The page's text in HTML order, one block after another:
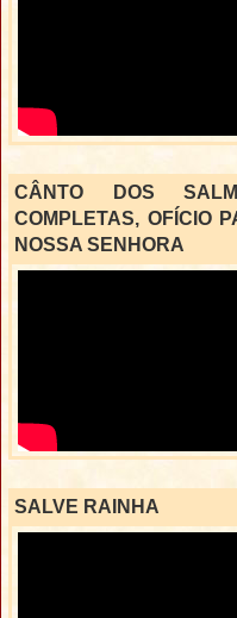
CÂNTO DOS
COMPLETAS, OFÍCIO
NOSSA SENHORA
SALVE RAINHA